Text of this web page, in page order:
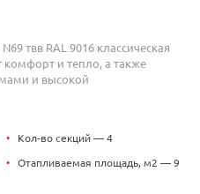
твв RAL 9016 классическая
комфорт и тепло, а также
и высокой
• Кол-во секций — 4
• Отапливаемая площадь, м2 — 9